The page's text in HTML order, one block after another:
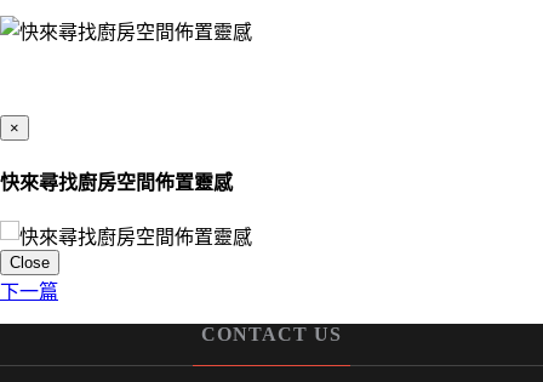
×
快來尋找廚房空間佈置靈感
Close
下一篇
CONTACT US